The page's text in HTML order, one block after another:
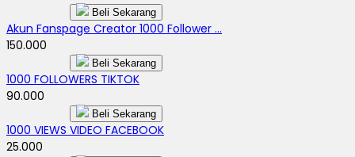
Beli Sekarang
Akun Fanspage Creator 1000 Follower ...
150.000
Beli Sekarang
1000 FOLLOWERS TIKTOK
90.000
Beli Sekarang
1000 VIEWS VIDEO FACEBOOK
25.000